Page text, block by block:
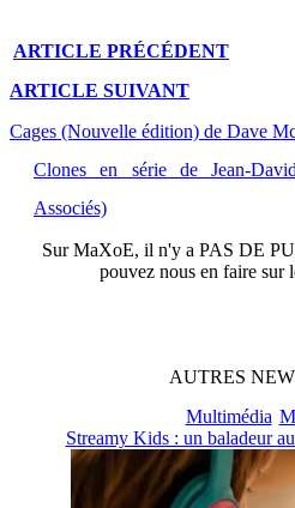
ARTICLE PRÉCÉDENT
ARTICLE SUIVANT
Cages (Nouvelle édition) de Dave
Clones en série de Jean-
Associés)
SurMaXoE, il n'y a PAS DE
pouvez nous en faire sur
AUTRES
Multimédia
Streamy Kids : un baladeur